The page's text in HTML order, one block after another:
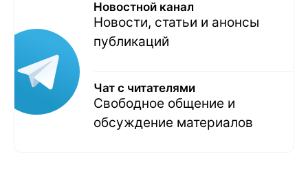
Новостной канал
Новости, статьи и анонсы
публикаций
Чат с читателями
Свободное общение и
обсуждение материалов